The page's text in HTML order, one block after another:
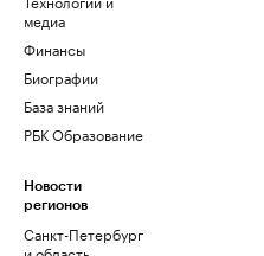
медиа
Финансы
Биографии
База знаний
РБК Образование
Новости
регионов
Санкт-Петербург